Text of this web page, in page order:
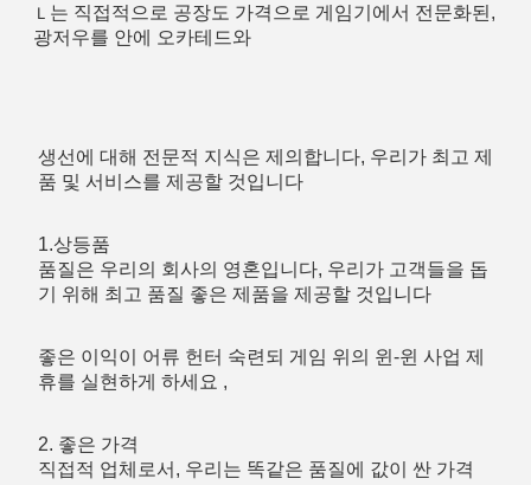
Ｌ 는 직접적으로 공장도 가격으로 게임기에서 전문화된,
광저우를 안에 오카테드와
생선에 대해 전문적 지식은 제의합니다, 우리가 최고 제
품 및 서비스를 제공할 것입니다
1.상등품
품질은 우리의 회사의 영혼입니다, 우리가 고객들을 돕
기 위해 최고 품질 좋은 제품을 제공할 것입니다
좋은 이익이 어류 헌터 숙련되 게임 위의 윈-윈 사업 제
휴를 실현하게 하세요 ,
2. 좋은 가격
직접적 업체로서, 우리는 똑같은 품질에 값이 싼 가격